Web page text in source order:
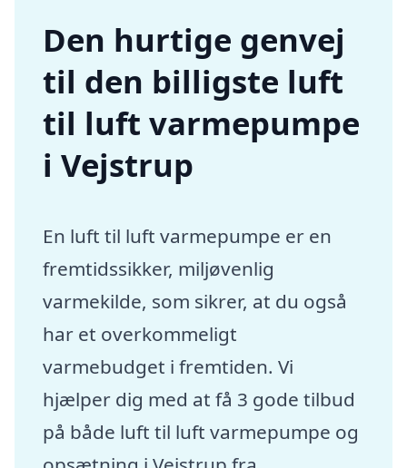
Den hurtige genvej
til den billigste luft
til luft varmepumpe
i Vejstrup
En luft til luft varmepumpe er en
fremtidssikker, miljøvenlig
varmekilde, som sikrer, at du også
har et overkommeligt
varmebudget i fremtiden. Vi
hjælper dig med at få 3 gode tilbud
på både luft til luft varmepumpe og